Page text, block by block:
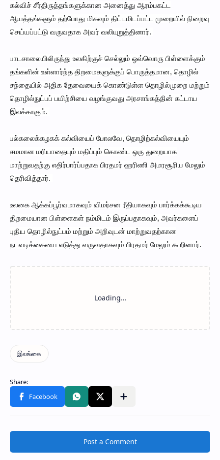
கல்விச் சீர்திருத்தங்களுக்கான அனைத்து ஆரம்பகட்ட
ஆயத்தங்களும் தற்போது மிகவும் திட்டமிடப்பட்ட முறையில் நிறைவு
செய்யப்பட்டு வருவதாக அவர் வலியுறுத்தினார்.
பாடசாலையிலிருந்து உலகிற்குச் செல்லும் ஒவ்வொரு பிள்ளைக்கும்
தங்களின் உள்ளார்ந்த திறமைகளுக்குப் பொருத்தமான, தொழில்
சந்தையில் அதிக தேவையைக் கொண்டுள்ள தொழில்முறை மற்றும்
தொழில்நுட்பப் பயிற்சியை வழங்குவது அரசாங்கத்தின் கட்டாய
இலக்காகும்.
பல்கலைக்கழகக் கல்வியைப் போலவே, தொழிற்கல்வியையும்
சமமான மரியாதையும் மதிப்பும் கொண்ட ஒரு துறையாக
மாற்றுவதற்கு எதிர்பார்ப்பதாக பிரதமர் ஹரிணி அமரசூரிய மேலும்
தெரிவித்தார்.
உலகை ஆக்கப்பூர்வமாகவும் விமர்சன ரீதியாகவும் பார்க்கக்கூடிய
திறமையான பிள்ளைகள் நம்மிடம் இருப்பதாகவும், அவர்களைப்
புதிய தொழில்நுட்பம் மற்றும் அறிவுடன் மாற்றுவதற்கான
நடவடிக்கையை எடுத்து வருவதாகவும் பிரதமர் மேலும் கூறினார்.
Post a Comment